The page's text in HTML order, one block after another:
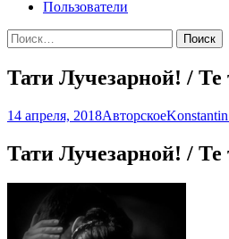
Пользователи
Найти:
Тати Лучезарной! /
14 апреля, 2018Авторское
Тати Лучезарной! /